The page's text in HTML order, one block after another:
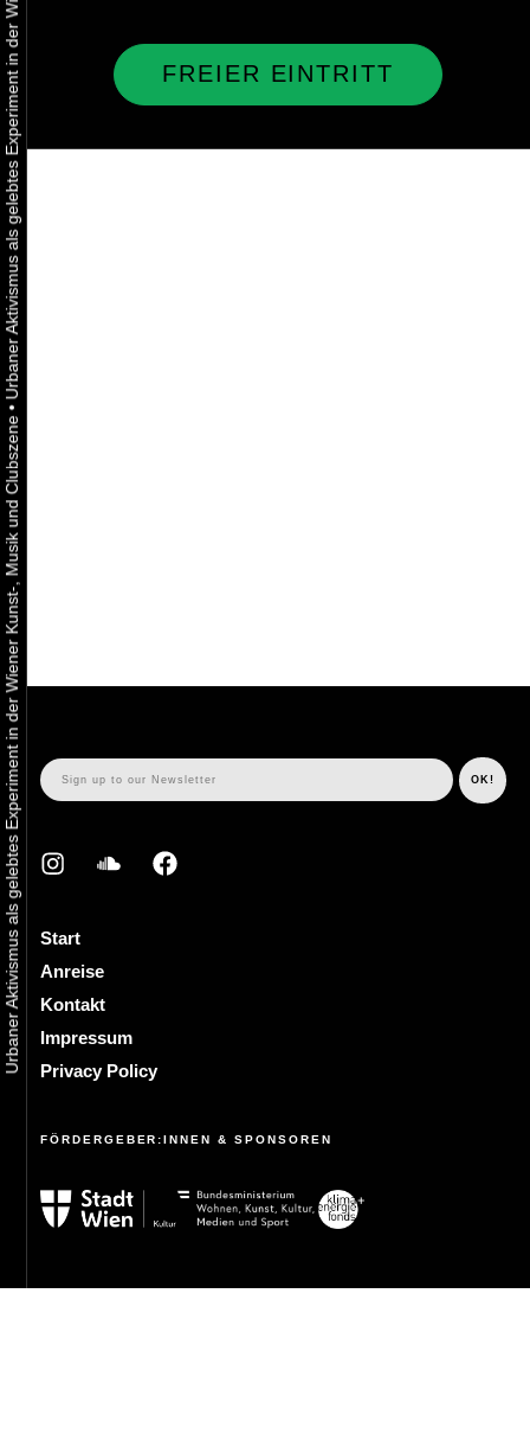
Urbaner Aktivismus als gelebtes Experiment in der Wiener Kunst-, Musik und Clubszene
•
FREIER EINTRITT
Start
Anreise
Kontakt
Impressum
Privacy Policy
FÖRDERGEBER:INNEN & SPONSOREN